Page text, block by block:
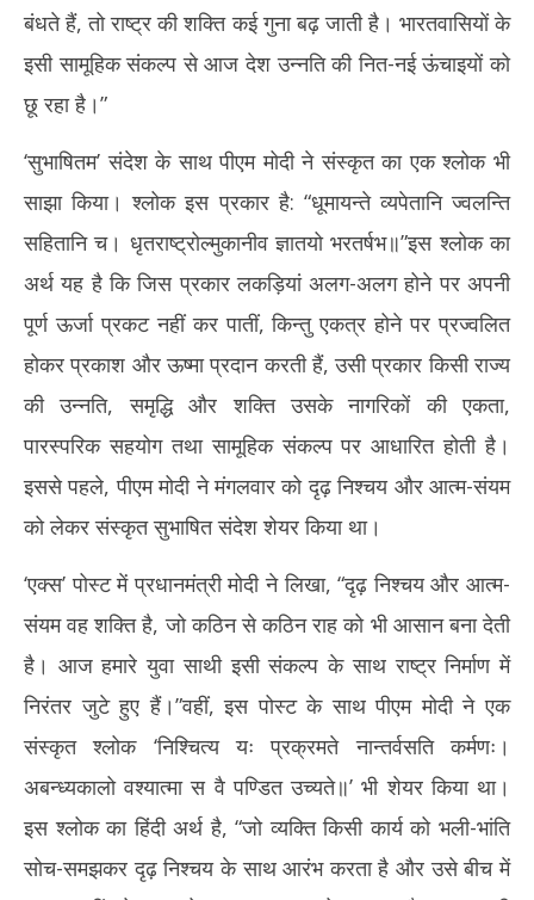
प्रधानमंत्री मोदी का सुभाषितम संदेश : एकजुटता से कई गुना बढ़ती है राष्ट्र की
शक्ति
June
2026
बंधते हैं, तो राष्ट्र की शक्ति कई गुना बढ़ जाती है। भारतवासियों के
इसी सामूहिक संकल्प से आज देश उन्नति की नित-नई ऊंचाइयों को
छू रहा है।”
‘सुभाषितम’ संदेश के साथ पीएम मोदी ने संस्कृत का एक श्लोक भी
साझा किया। श्लोक इस प्रकार है: “धूमायन्ते व्यपेतानि ज्वलन्ति
सहितानि च। धृतराष्ट्रोल्मुकानीव ज्ञातयो भरतर्षभ॥”इस श्लोक का
अर्थ यह है कि जिस प्रकार लकड़ियां अलग-अलग होने पर अपनी
पूर्ण ऊर्जा प्रकट नहीं कर पातीं, किन्तु एकत्र होने पर प्रज्वलित
होकर प्रकाश और ऊष्मा प्रदान करती हैं, उसी प्रकार किसी राज्य
की उन्नति, समृद्धि और शक्ति उसके नागरिकों की एकता,
पारस्परिक सहयोग तथा सामूहिक संकल्प पर आधारित होती है।
इससे पहले, पीएम मोदी ने मंगलवार को दृढ़ निश्चय और आत्म-संयम
को लेकर संस्कृत सुभाषित संदेश शेयर किया था।
‘एक्स’ पोस्ट में प्रधानमंत्री मोदी ने लिखा, “दृढ़ निश्चय और आत्म-
संयम वह शक्ति है, जो कठिन से कठिन राह को भी आसान बना देती
है। आज हमारे युवा साथी इसी संकल्प के साथ राष्ट्र निर्माण में
निरंतर जुटे हुए हैं।”वहीं, इस पोस्ट के साथ पीएम मोदी ने एक
संस्कृत श्लोक ‘निश्चित्य यः प्रक्रमते नान्तर्वसति कर्मणः।
अबन्ध्यकालो वश्यात्मा स वै पण्डित उच्यते॥’ भी शेयर किया था।
इस श्लोक का हिंदी अर्थ है, “जो व्यक्ति किसी कार्य को भली-भांति
सोच-समझकर दृढ़ निश्चय के साथ आरंभ करता है और उसे बीच में